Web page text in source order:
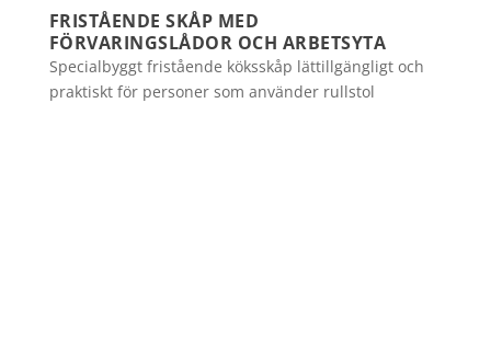
FRISTÅENDE SKÅP MED
FÖRVARINGSLÅDOR OCH ARBETSYTA
Specialbyggt fristående köksskåp lättillgängligt och
praktiskt för personer som använder rullstol